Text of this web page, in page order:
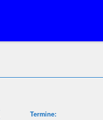
Termine: